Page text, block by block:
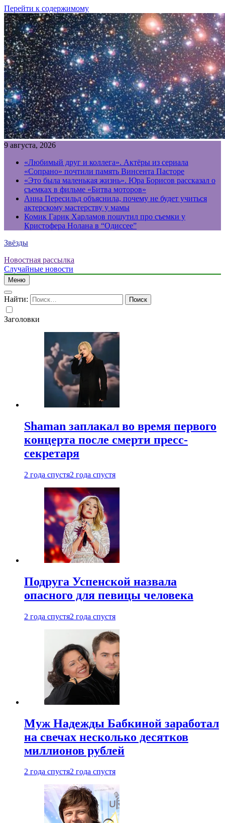
Перейти к содержимому
9 августа, 2026
«Любимый друг и коллега». Актёры из сериала
«Сопрано» почтили память Винсента Пасторе
«Это была маленькая жизнь». Юра Борисов рассказал о
съемках в фильме «Битва моторов»
Анна Пересильд объяснила, почему не будет учиться
актерскому мастерству у мамы
Комик Гарик Харламов пошутил про съемки у
Кристофера Нолана в “Одиссее”
Звёзды
Новостная рассылка
Случайные новости
Меню
Найти:
Заголовки
Shaman заплакал во время первого
концерта после смерти пресс-
секретаря
2 года спустя2 года спустя
Подруга Успенской назвала
опасного для певицы человека
2 года спустя2 года спустя
Муж Надежды Бабкиной заработал
на свечах несколько десятков
миллионов рублей
2 года спустя2 года спустя